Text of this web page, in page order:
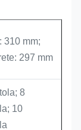
310 mm;
297 mm
8
10